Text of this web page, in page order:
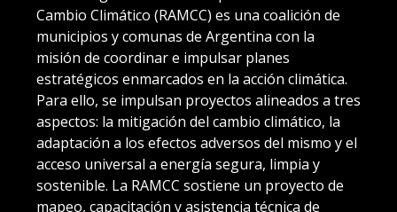
Cambio Climático (RAMCC) es una coalición de
municipios y comunas de Argentina con la
misión de coordinar e impulsar planes
estratégicos enmarcados en la acción climática.
Para ello, se impulsan proyectos alineados a tres
aspectos: la mitigación del cambio climático, la
adaptación a los efectos adversos del mismo y el
acceso universal a energía segura, limpia y
sostenible. La RAMCC sostiene un proyecto de
mapeo, capacitación y asistencia técnica de